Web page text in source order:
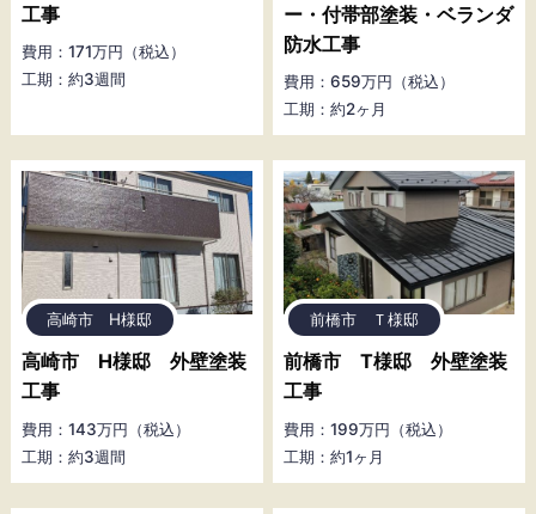
工事
費用：171万円（税込）
工期：約3週間
ー・付帯部塗装・ベランダ
防水工事
費用：659万円（税込）
工期：約2ヶ月
高崎市 H様邸
高崎市 H様邸 外壁塗装
工事
費用：143万円（税込）
工期：約3週間
前橋市 Ｔ様邸
前橋市 T様邸 外壁塗装
工事
費用：199万円（税込）
工期：約1ヶ月